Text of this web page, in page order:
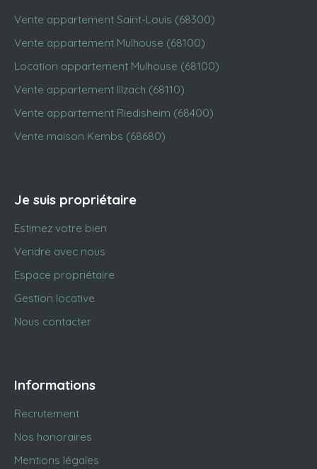
Vente appartement Saint-Louis (68300)
Vente appartement Mulhouse (68100)
Location appartement Mulhouse (68100)
Vente appartement Illzach (68110)
Vente appartement Riedisheim (68400)
Vente maison Kembs (68680)
Je suis propriétaire
Estimez votre bien
Vendre avec nous
Espace propriétaire
Gestion locative
Nous contacter
Informations
Recrutement
Nos honoraires
Mentions légales